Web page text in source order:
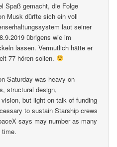
Spaß gemacht, die Folge
Musk dürfte sich ein voll
laut seiner
übrigens wie im
lassen. Vermutlich hätte er
77 hören sollen.
Saturday was heavy on
structural design,
but light on talk of funding
to sustain Starship crews
says may number as many
time.